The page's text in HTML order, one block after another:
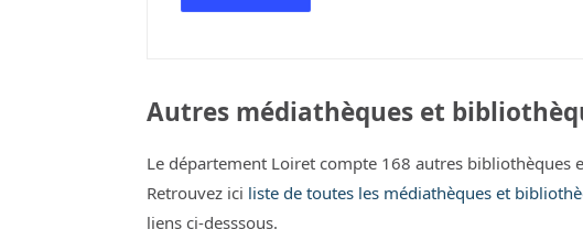
Autres médiathèques et
Le département Loiret compte 168 autres bibliothèques
Retrouvez ici liste de toutes les médiathèques et
liens ci-desssous.